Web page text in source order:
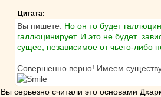
Цитата:
Вы пишете: Но он то будет
галлюцинирует. И это не будет
сущее, независимое от чьего-либо
Совершенно верно! Имеем
Вы серьезно считали это основами